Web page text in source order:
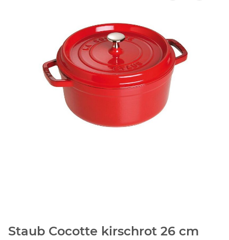
Staub Cocotte kirschrot 26 cm